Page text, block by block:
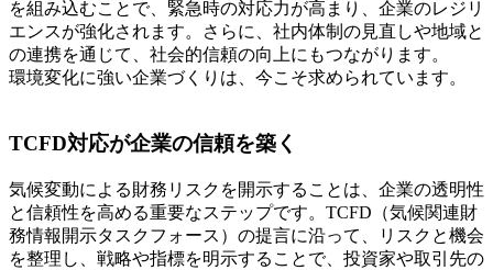
を組み込むことで、緊急時の対応力が高まり、企業のレジリ
エンスが強化されます。さらに、社内体制の見直しや地域と
の連携を通じて、社会的信頼の向上にもつながります。
環境変化に強い企業づくりは、今こそ求められています。
TCFD対応が企業の信頼を築く
気候変動による財務リスクを開示することは、企業の透明性
と信頼性を高める重要なステップです。TCFD（気候関連財
務情報開示タスクフォース）の提言に沿って、リスクと機会
を整理し、戦略や指標を明示することで、投資家や取引先の